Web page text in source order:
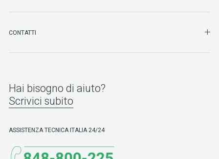
CONTATTI
Hai bisogno di aiuto?
Scrivici subito
ASSISTENZA TECNICA ITALIA 24/24